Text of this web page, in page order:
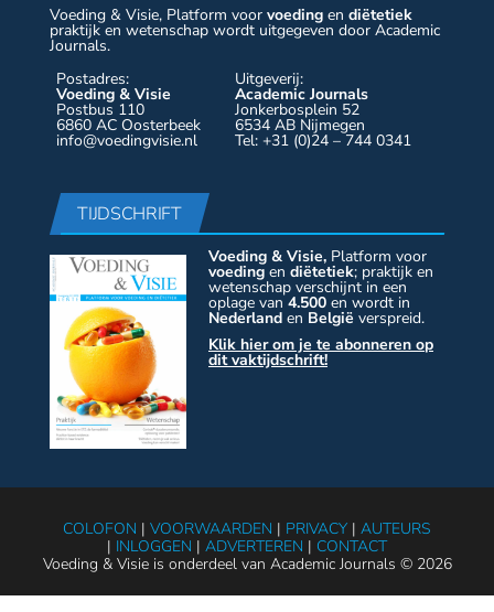
Voeding & Visie, Platform voor voeding en diëtetiek
praktijk en wetenschap wordt uitgegeven door Academic
Journals.
Postadres:
Voeding & Visie
Postbus 110
6860 AC Oosterbeek
info@voedingvisie.nl
Uitgeverij:
Academic Journals
Jonkerbosplein 52
6534 AB Nijmegen
Tel: +31 (0)24 – 744 0341
TIJDSCHRIFT
Voeding & Visie, Platform voor
voeding en diëtetiek; praktijk en
wetenschap verschijnt in een
oplage van 4.500 en wordt in
Nederland en België verspreid.
Klik hier om je te abonneren op
dit vaktijdschrift!
COLOFON | VOORWAARDEN | PRIVACY | AUTEURS
| INLOGGEN | ADVERTEREN | CONTACT
Voeding & Visie is onderdeel van Academic Journals © 2026